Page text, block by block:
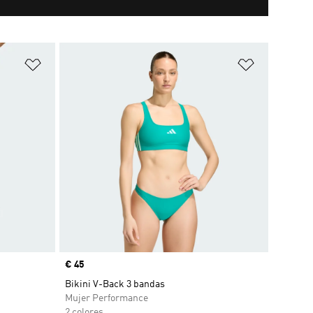
Añadir a la lista de deseos
Precio
€ 45
Bikini V-Back 3 bandas
Mujer Performance